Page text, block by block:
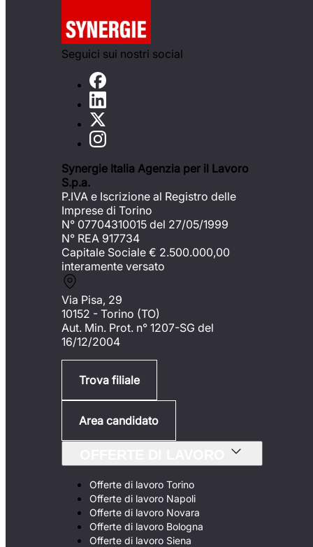
Seguici sui nostri social
Synergie Italia Agenzia per il Lavoro
S.p.a.
P.IVA e Iscrizione al Registro delle
Imprese di Torino
N° 07704310015 del 27/05/1999
N° REA 917734
Capitale Sociale € 2.500.000,00
interamente versato
Via Pisa, 29
10152 - Torino (TO)
Aut. Min. Prot. n° 1207-SG del
16/12/2004
Trova filiale
Area candidato
Offerte di lavoro Torino
Offerte di lavoro Napoli
Offerte di lavoro Novara
Offerte di lavoro Bologna
Offerte di lavoro Siena